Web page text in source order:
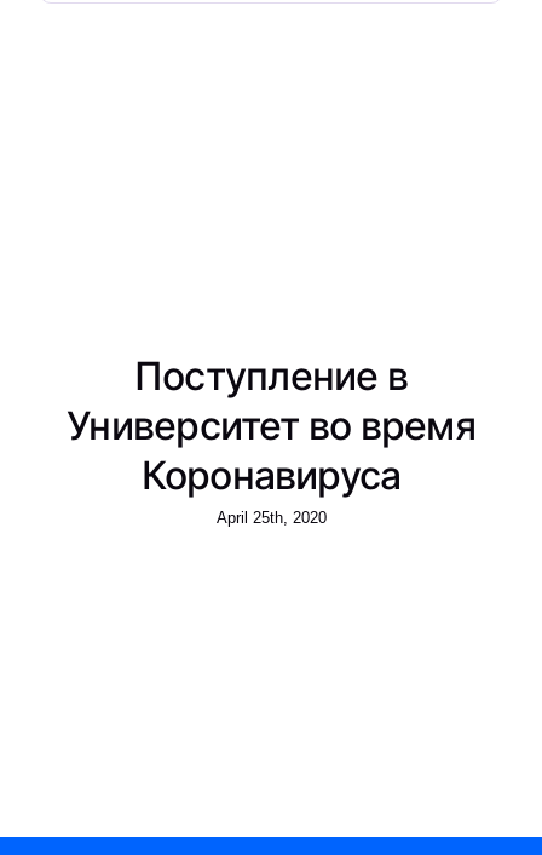
Поступление в
Университет во время
Коронавируса
April 25th, 2020